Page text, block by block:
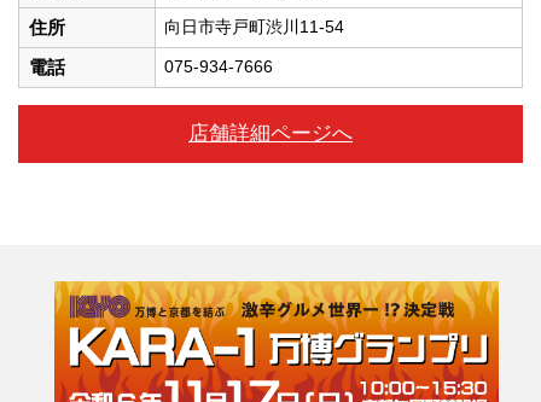
住所 向日市寺戸町渋川11-54
電話 075-934-7666
店舗詳細ページへ